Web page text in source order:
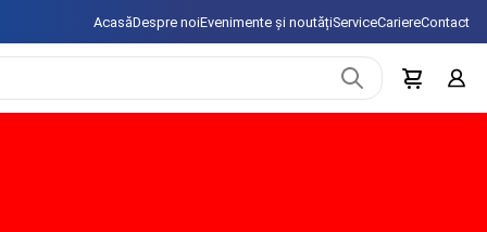
AcasăDespre noiEvenimente și noutățiServiceCariereContact